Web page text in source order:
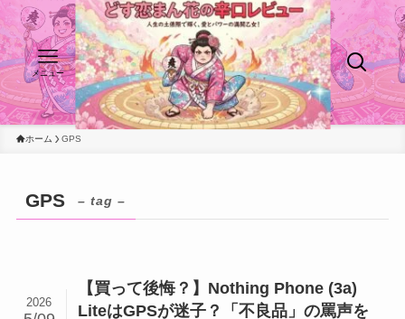
メニュー
ホーム GPS
GPS – tag –
【買って後悔？】Nothing Phone (3a)
LiteはGPSが迷子？「不良品」の罵声を
2026